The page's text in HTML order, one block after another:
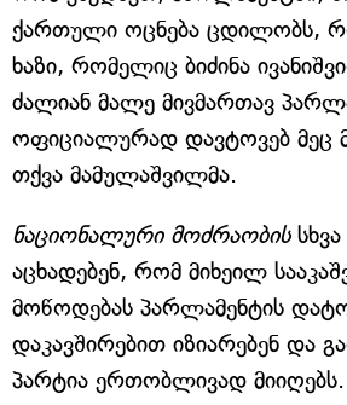
ქართული ოცნება ცდილობს,
ხაზი, რომელიც ბიძინა
ძალიან მალე მივმართავ
ოფიციალურად დავტოვებ მეც
თქვა მამულაშვილმა.
ნაციონალური მოძრაობის
აცხადებენ, რომ მიხეილ
მოწოდებას პარლამენტის
დაკავშირებით იზიარებენ და
პარტია ერთობლივად მიიღებს.